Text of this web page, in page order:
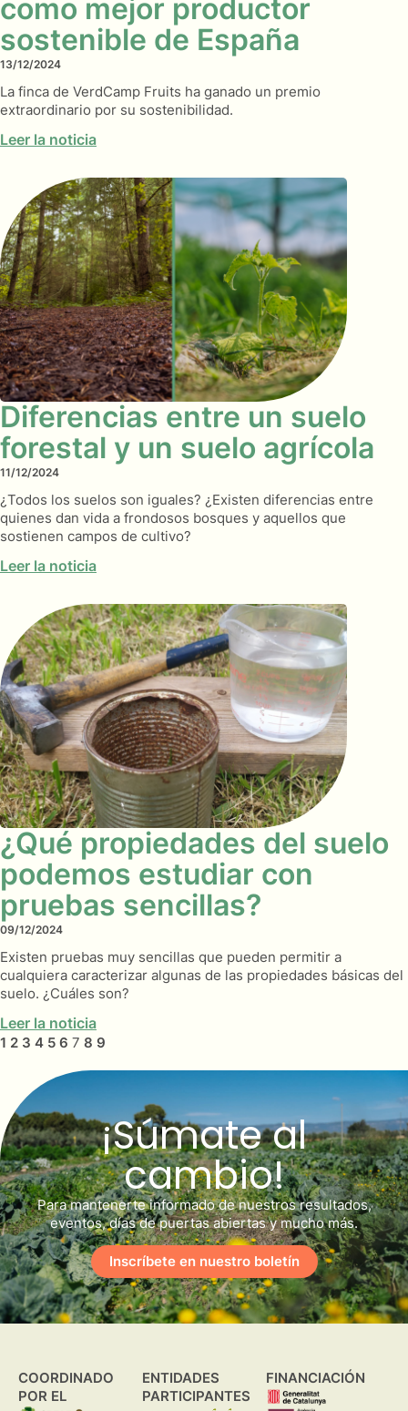
como mejor productor
sostenible de España
13/12/2024
La finca de VerdCamp Fruits ha ganado un premio
extraordinario por su sostenibilidad.
Leer la noticia
Diferencias entre un suelo
forestal y un suelo agrícola
11/12/2024
¿Todos los suelos son iguales? ¿Existen diferencias entre
quienes dan vida a frondosos bosques y aquellos que
sostienen campos de cultivo?
Leer la noticia
¿Qué propiedades del suelo
podemos estudiar con
pruebas sencillas?
09/12/2024
Existen pruebas muy sencillas que pueden permitir a
cualquiera caracterizar algunas de las propiedades básicas del
suelo. ¿Cuáles son?
Leer la noticia
1 2 3 4 5 6 7 8 9
¡Súmate al
cambio!
Para mantenerte informado de nuestros resultados,
eventos, días de puertas abiertas y mucho más.
Inscríbete en nuestro boletín
COORDINADO
POR EL
ENTIDADES
PARTICIPANTES
FINANCIACIÓN